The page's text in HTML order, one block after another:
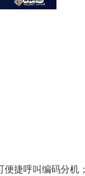
捷呼叫编码分机；